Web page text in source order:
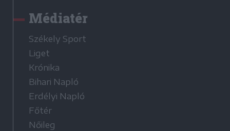
Médiatér
Székely Sport
Liget
Krónika
Bihari Napló
Erdélyi Napló
Főtér
Nőileg